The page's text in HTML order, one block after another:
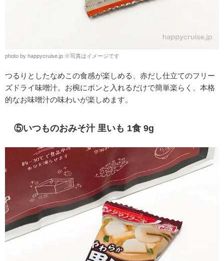
photo by happycruise.jp ※写真はイメージです
つるりとしたなめこの食感が楽しめる、赤だし仕立てのフリー
ズドライ味噌汁。お椀にポンと入れるだけで簡単楽らく、本格
的なお味噌汁の味わいが楽しめます。
⑤いつものおみそ汁 里いも 1食 9g